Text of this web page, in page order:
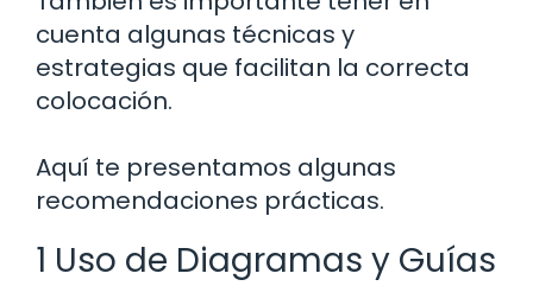
cuenta algunas técnicas y
estrategias que facilitan la correcta
colocación.
Aquí te presentamos algunas
recomendaciones prácticas.
1 Uso de Diagramas y Guías